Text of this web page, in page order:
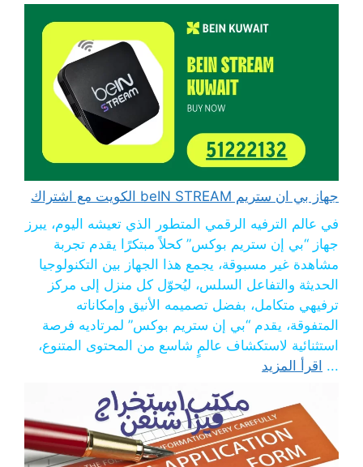
جهاز بي ان ستريم beIN STREAM الكويت مع اشتراك
في عالم الترفيه الرقمي المتطور الذي تعيشه اليوم، يبرز
جهاز “بي إن ستريم بوكس” كحلاً مبتكرًا يقدم تجربة
مشاهدة غير مسبوقة، يجمع هذا الجهاز بين التكنولوجيا
الحديثة والتفاعل السلس، ليُحوّل كل منزل إلى مركز
ترفيهي متكامل، بفضل تصميمه الأنيق وإمكاناته
المتفوقة، يقدم “بي إن ستريم بوكس” لمرتاديه فرصة
استثنائية لاستكشاف عالمٍ شاسع من المحتوى المتنوع،
... اقرأ المزيد